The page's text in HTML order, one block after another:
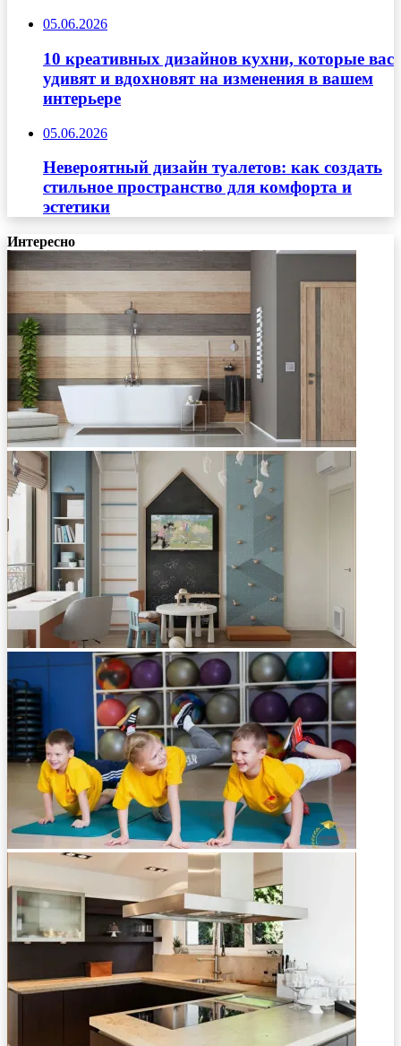
05.06.2026
10 креативных дизайнов кухни, которые вас
удивят и вдохновят на изменения в вашем
интерьере
05.06.2026
Невероятный дизайн туалетов: как создать
стильное пространство для комфорта и
эстетики
Интересно